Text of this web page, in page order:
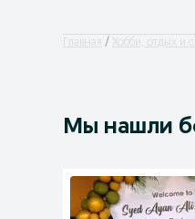
Главная Хобби, отдых и
Мы нашли